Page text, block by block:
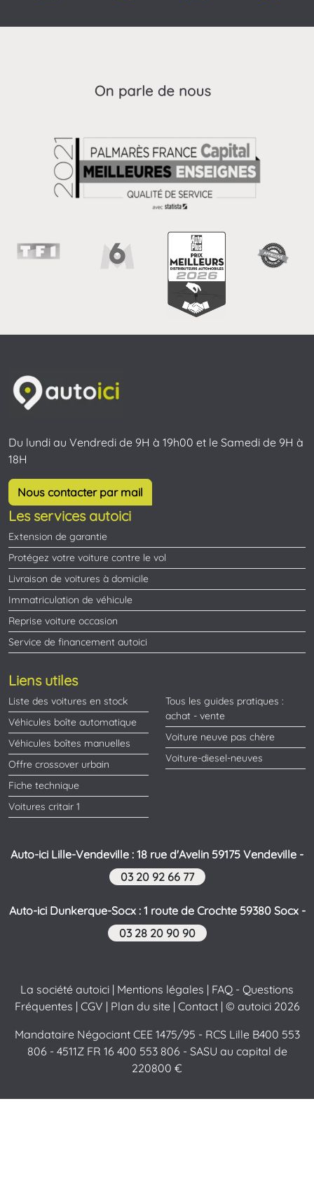
Du lundi au Vendredi de 9H à 19h00 et le Samedi de 9H à
18H
Nous contacter par mail
Les services autoici
Extension de garantie
Protégez votre voiture contre le vol
Livraison de voitures à domicile
Immatriculation de véhicule
Reprise voiture occasion
Service de financement autoici
Liens utiles
Liste des voitures en stock
Véhicules boîte automatique
Véhicules boîtes manuelles
Offre crossover urbain
Fiche technique
Voitures critair 1
Tous les guides pratiques :
achat - vente
Voiture neuve pas chère
Voiture-diesel-neuves
Auto-ici Lille-Vendeville : 18 rue d'Avelin 59175 Vendeville -
03 20 92 66 77
Auto-ici Dunkerque-Socx : 1 route de Crochte 59380 Socx -
03 28 20 90 90
La société autoici | Mentions légales | FAQ - Questions
Fréquentes | CGV | Plan du site| Contact| © autoici 2026
Mandataire Négociant CEE 1475/95 - RCS Lille B400 553
806 - 4511Z FR 16 400 553 806 - SASU au capital de
220800 €